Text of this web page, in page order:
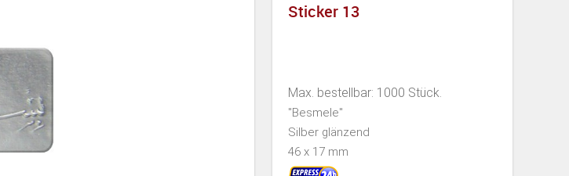
Sticker 13
Max. bestellbar: 1000 Stück.
"Besmele"
Silber glänzend
46 x 17 mm